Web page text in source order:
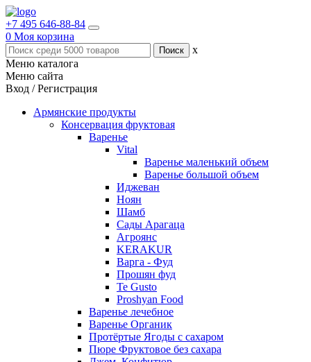
+7 495 646-88-84
0 Моя корзина
x
Меню каталога
Меню сайта
Вход / Регистрация
Армянские продукты
Консервация фруктовая
Варенье
Vital
Варенье маленький объем
Варенье большой объем
Иджеван
Ноян
Шамб
Сады Арагаца
Агроянс
KERAKUR
Варга - Фуд
Прошян фуд
Te Gusto
Proshyan Food
Варенье лечебное
Варенье Органик
Протёртые Ягоды с сахаром
Пюре Фруктовое без сахара